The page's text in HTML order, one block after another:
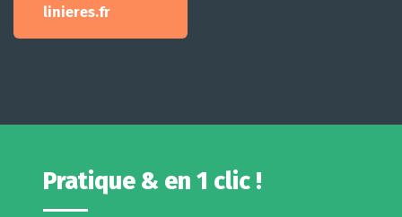
linieres.fr
Pratique & en 1 clic !